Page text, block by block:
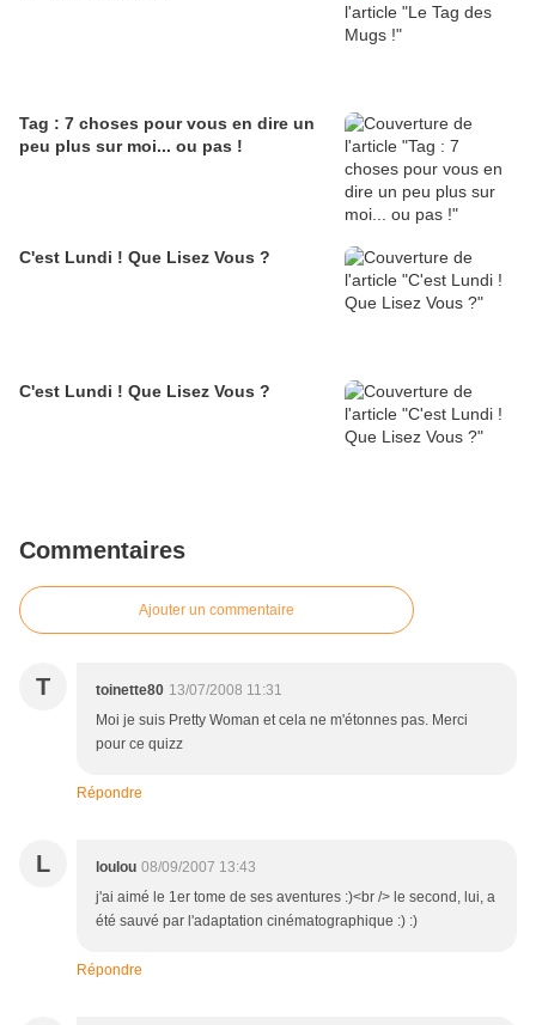
Tag : 7 choses pour vous en dire un
peu plus sur moi... ou pas !
C'est Lundi ! Que Lisez Vous ?
C'est Lundi ! Que Lisez Vous ?
Commentaires
Ajouter un commentaire
T toinette80 13/07/2008 11:31
Moi je suis Pretty Woman et cela ne m'étonnes pas. Merci
pour ce quizz
Répondre
L loulou 08/09/2007 13:43
j'ai aimé le 1er tome de ses aventures :)<br /> le second, lui, a
été sauvé par l'adaptation cinématographique :) :)
Répondre